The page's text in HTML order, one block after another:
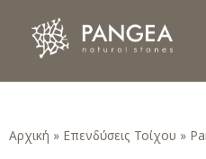
Αρχική » Επενδύσεις Τοίχου »